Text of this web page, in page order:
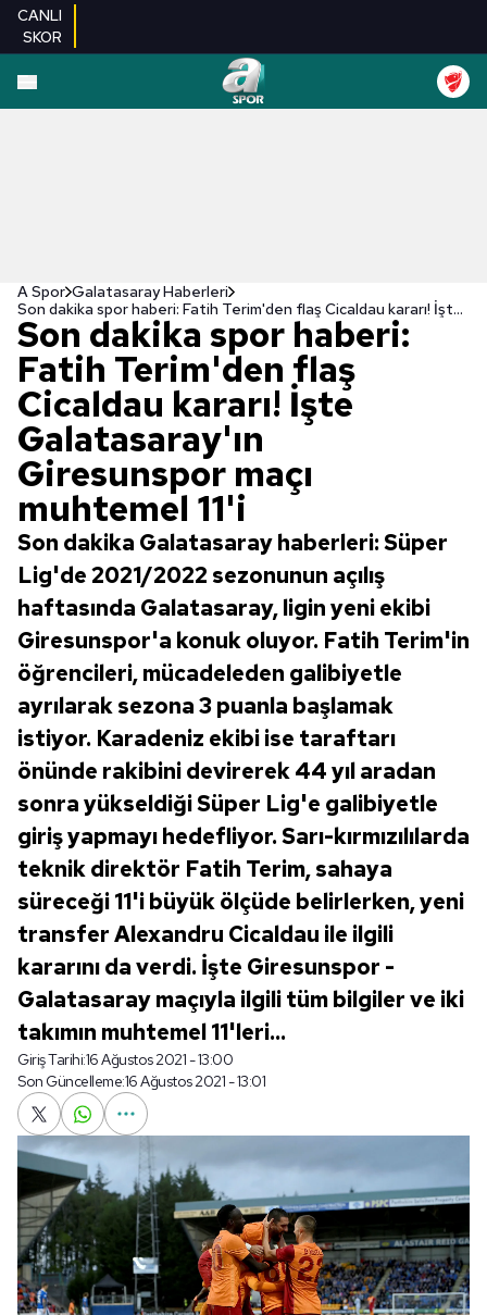
CANLI
SKOR
A Spor Galatasaray Haberleri
Son dakika spor haberi: Fatih Terim'den flaş Cicaldau kararı! İşte Galatasaray'ın Giresunspor maçı muhtemel 11'i
Son dakika spor haberi:
Fatih Terim'den flaş
Cicaldau kararı! İşte
Galatasaray'ın
Giresunspor maçı
muhtemel 11'i
Son dakika Galatasaray haberleri: Süper
Lig'de 2021/2022 sezonunun açılış
haftasında Galatasaray, ligin yeni ekibi
Giresunspor'a konuk oluyor. Fatih Terim'in
öğrencileri, mücadeleden galibiyetle
ayrılarak sezona 3 puanla başlamak
istiyor. Karadeniz ekibi ise taraftarı
önünde rakibini devirerek 44 yıl aradan
sonra yükseldiği Süper Lig'e galibiyetle
giriş yapmayı hedefliyor. Sarı-kırmızılılarda
teknik direktör Fatih Terim, sahaya
süreceği 11'i büyük ölçüde belirlerken, yeni
transfer Alexandru Cicaldau ile ilgili
kararını da verdi. İşte Giresunspor -
Galatasaray maçıyla ilgili tüm bilgiler ve iki
takımın muhtemel 11'leri...
Giriş Tarihi:16 Ağustos 2021 - 13:00
Son Güncelleme:16 Ağustos 2021 - 13:01